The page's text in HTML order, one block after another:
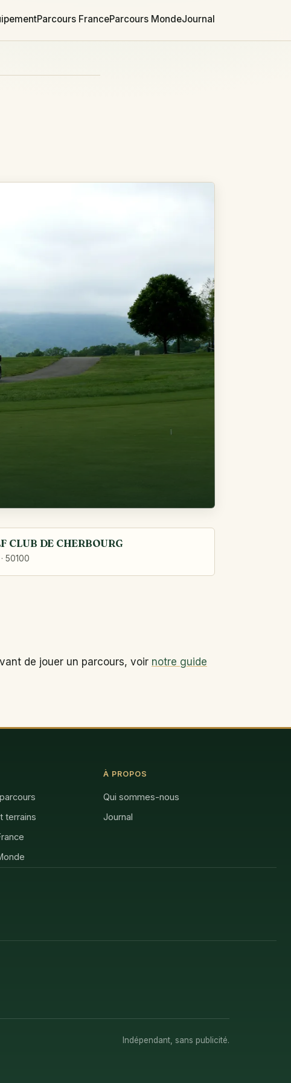
Parcours FranceParcours MondeJournal
CLUB DE CHERBOURG
50100
de jouer un parcours, voir notre guide
terrains
À PROPOS
Qui sommes-nous
Journal
Indépendant, sans publicité.